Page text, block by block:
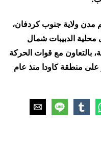
ولاية جنوب كردفان،
الدبيبات شمال
بالتعاون مع قوات الحركة
على منطقة كاودا منذ عام